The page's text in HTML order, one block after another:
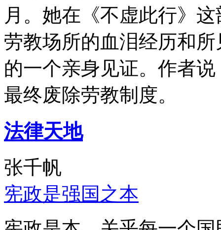
月。她在《不虚此行》
劳教场所的血泪经历和
的一个亲身见证。作者
最终废除劳教制度。
法律天地
张千帆
宪政是强国之本